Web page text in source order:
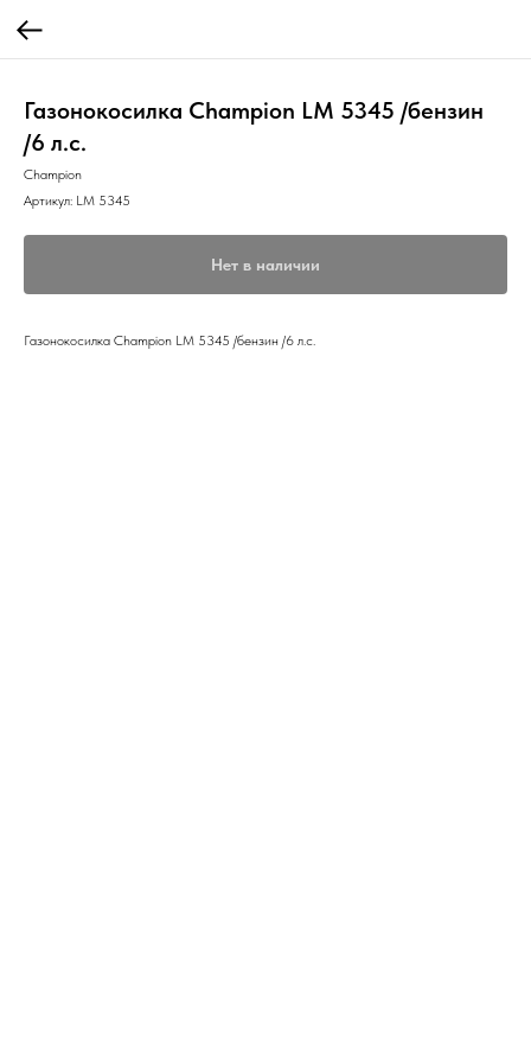
Газонокосилка Champion LM 5345 /бензин
/6 л.с.
Champion
Артикул: LM 5345
Нет в наличии
Газонокосилка Champion LM 5345 /бензин /6 л.с.